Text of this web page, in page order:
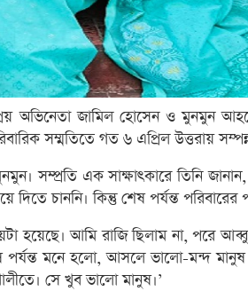
অভিনেতা জামিল হোসেন ও মুনমুন
সম্মতিতে গত ৬ এপ্রিল উত্তরায়
সম্প্রতি এক সাক্ষাৎকারে তিনি
দিতে চাননি। কিন্তু শেষ পর্যন্ত পরিবারের
হয়েছে। আমি রাজি ছিলাম না, পরে
পর্যন্ত মনে হলো, আসলে ভালো-মন্দ
সে খুব ভালো মানুষ।’